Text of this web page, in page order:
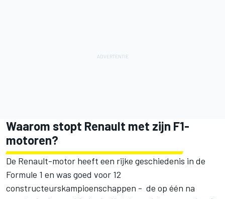
Waarom stopt Renault met zijn F1-
motoren?
De Renault-motor heeft een rijke geschiedenis in de
Formule 1 en was goed voor 12
constructeurskampioenschappen - de op één na